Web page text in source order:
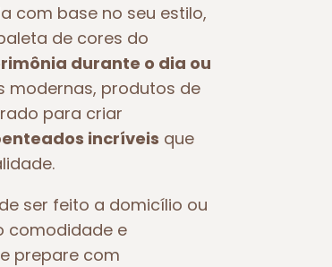
com base no seu estilo,
de cores do
durante o dia ou
modernas, produtos de
para criar
incríveis que
ser feito a domicílio ou
comodidade e
prepare com